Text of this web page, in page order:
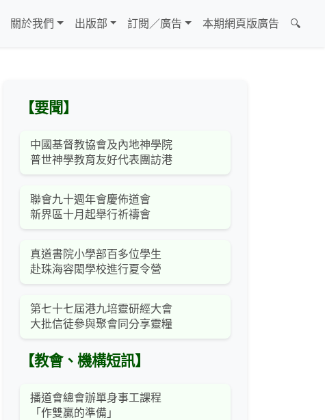
關於我們 出版部 訂閱／廣告 本期網頁版廣告 🔍
【要聞】
中國基督教協會及內地神學院
普世神學教育友好代表團訪港
聯會九十週年會慶佈道會
新界區十月起舉行祈禱會
真道書院小學部百多位學生
赴珠海容閎學校進行夏令營
第七十七屆港九培靈研經大會
大批信徒參與聚會同分享靈糧
【教會、機構短訊】
播道會總會辦單身事工課程
「作雙贏的準備」